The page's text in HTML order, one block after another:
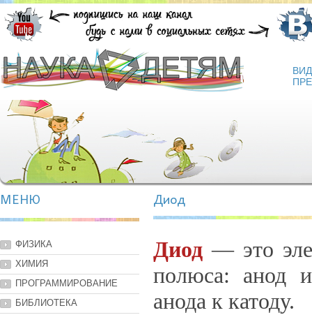
МЕНЮ
ФИЗИКА
ХИМИЯ
ПРОГРАММИРОВАНИЕ
БИБЛИОТЕКА
Диод
Диод — это
полюса: анод
анода к катоду.